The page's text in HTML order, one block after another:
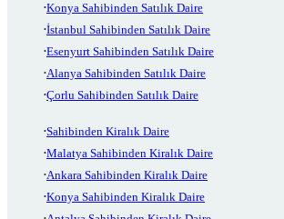
Konya Sahibinden Satılık Daire
İstanbul Sahibinden Satılık Daire
Esenyurt Sahibinden Satılık Daire
Alanya Sahibinden Satılık Daire
Çorlu Sahibinden Satılık Daire
Sahibinden Kiralık Daire
Malatya Sahibinden Kiralık Daire
Ankara Sahibinden Kiralık Daire
Konya Sahibinden Kiralık Daire